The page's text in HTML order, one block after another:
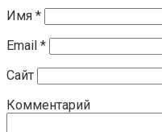
Имя *
Email *
Сайт
Комментарий